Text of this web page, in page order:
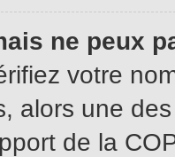
ne peux
votre
alors une
de la